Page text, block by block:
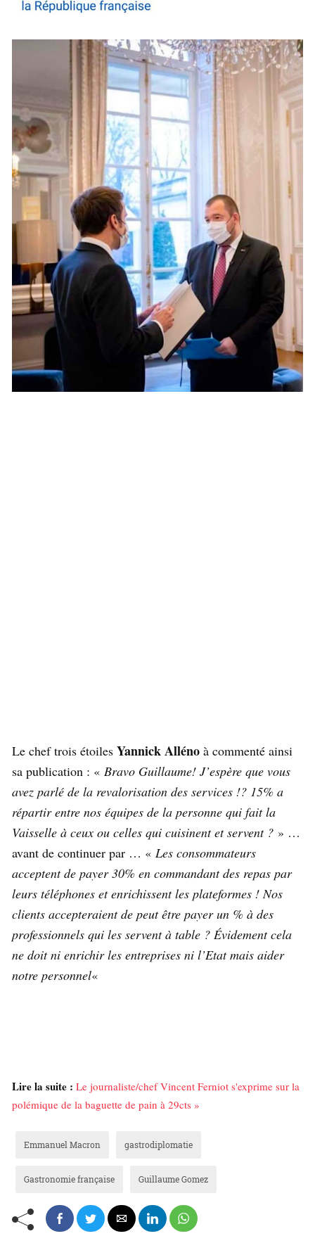
Le chef trois étoiles Yannick Alléno à commenté ainsi
sa publication : « Bravo Guillaume! J’espère que vous
avez parlé de la revalorisation des services !? 15% a
répartir entre nos équipes de la personne qui fait la
Vaisselle à ceux ou celles qui cuisinent et servent ? » …
avant de continuer par … « Les consommateurs
acceptent de payer 30% en commandant des repas par
leurs téléphones et enrichissent les plateformes ! Nos
clients accepteraient de peut être payer un % à des
professionnels qui les servent à table ? Évidement cela
ne doit ni enrichir les entreprises ni l’Etat mais aider
notre personnel«
Lire la suite : Le journaliste/chef Vincent Ferniot s'exprime sur la
polémique de la baguette de pain à 29cts »
Emmanuel Macron gastrodiplomatie
Gastronomie française Guillaume Gomez